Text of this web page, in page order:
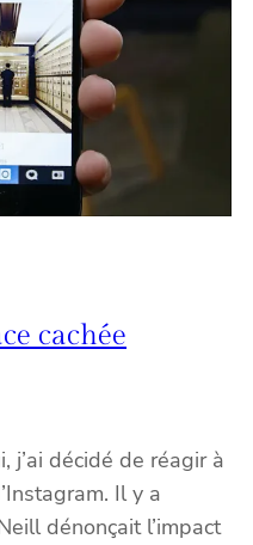
cachée
j’ai décidé de réagir à
Il y a
dénonçait l’impact